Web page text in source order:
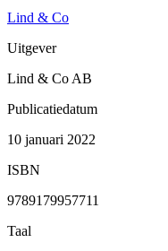
Lind & Co
Uitgever
Lind & Co AB
Publicatiedatum
10 januari 2022
ISBN
9789179957711
Taal